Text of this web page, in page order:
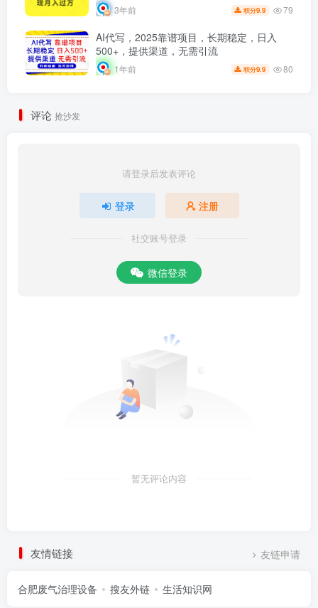
3年前 积分9.9 79
AI代写，2025靠谱项目，长期稳定，日入
500+，提供渠道，无需引流
1年前 积分9.9 80
评论 抢沙发
请登录后发表评论
登录 注册
社交账号登录
微信登录
暂无评论内容
友情链接 友链申请
合肥废气治理设备 搜友外链 生活知识网